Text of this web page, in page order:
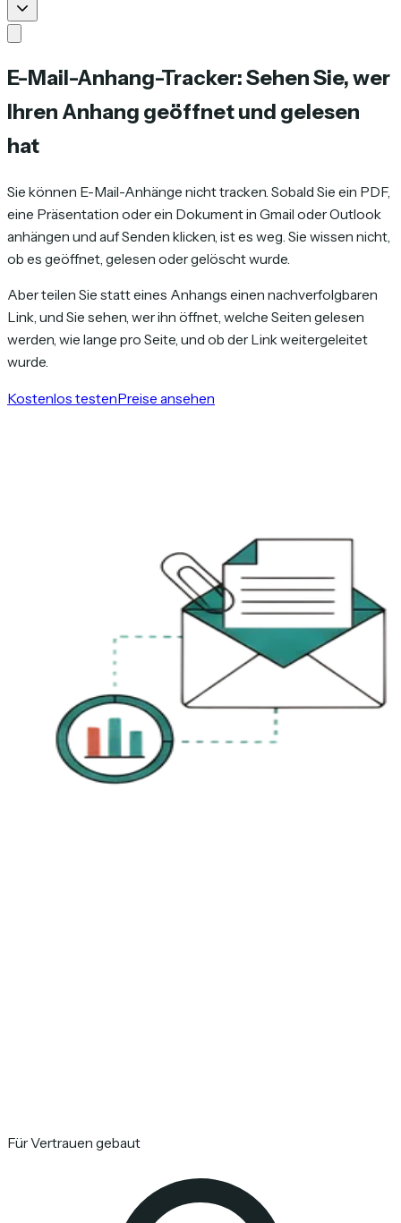
E-Mail-Anhang-Tracker: Sehen Sie, wer
Ihren Anhang geöffnet und gelesen
hat
Sie können E-Mail-Anhänge nicht tracken. Sobald Sie ein PDF,
eine Präsentation oder ein Dokument in Gmail oder Outlook
anhängen und auf Senden klicken, ist es weg. Sie wissen nicht,
ob es geöffnet, gelesen oder gelöscht wurde.
Aber teilen Sie statt eines Anhangs einen nachverfolgbaren
Link, und Sie sehen, wer ihn öffnet, welche Seiten gelesen
werden, wie lange pro Seite, und ob der Link weitergeleitet
wurde.
Kostenlos testenPreise ansehen
Für Vertrauen gebaut